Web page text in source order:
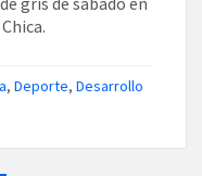
, Deporte, Desarrollo